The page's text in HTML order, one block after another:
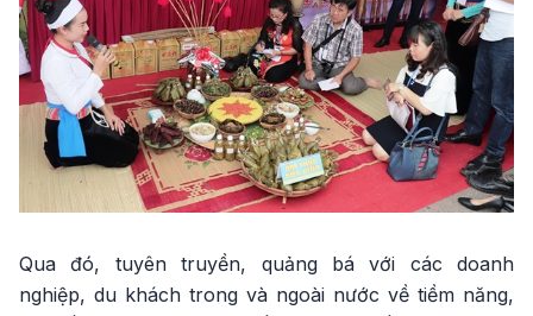
Qua đó, tuyên truyền, quảng bá với các doanh
nghiệp, du khách trong và ngoài nước về tiềm năng,